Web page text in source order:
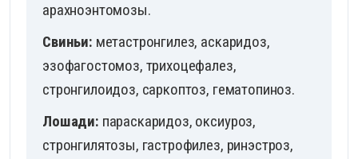
арахноэнтомозы.
Свиньи: метастронгилез, аскаридоз,
эзофагостомоз, трихоцефалез,
стронгилоидоз, саркоптоз, гематопиноз.
Лошади: параскаридоз, оксиуроз,
стронгилятозы, гастрофилез, ринэстроз,